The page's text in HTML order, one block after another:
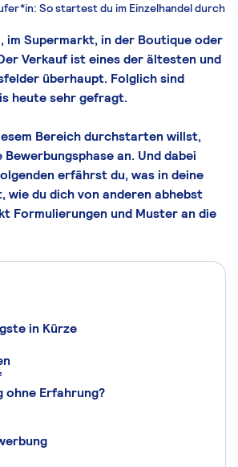
So startest du im Einzelhandel durch
im Supermarkt, in der Boutique oder
Verkauf ist eines der ältesten und
überhaupt. Folglich sind
heute sehr gefragt.
Bereich durchstarten willst,
an. Und dabei
erfährst du, was in deine
wie du dich von anderen abhebst
Formulierungen und Muster an die
in Kürze
ohne Erfahrung?